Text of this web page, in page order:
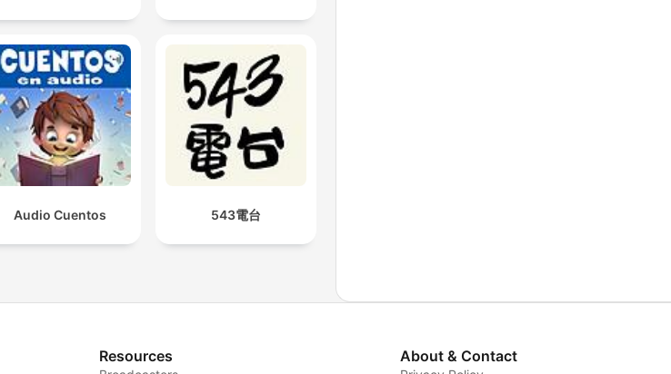
Audio Cuentos 543電台
Resources About & Contact